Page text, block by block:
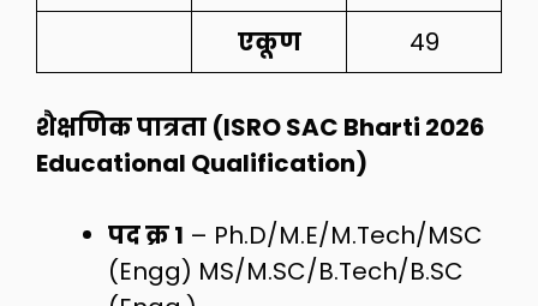
एकूण 49
शैक्षणिक पात्रता (ISRO SAC Bharti 2026
Educational Qualification)
पद क्र 1 – Ph.D/M.E/M.Tech/MSC
(Engg) MS/M.SC/B.Tech/B.SC